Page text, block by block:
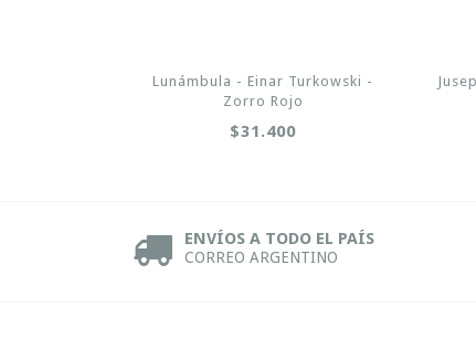
Lunámbula - Einar Turkowski -
Zorro Rojo
$31.400
ENVÍOS A TODO EL PAÍS
CORREO ARGENTINO